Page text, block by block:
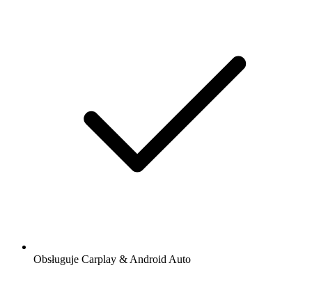
Obsługuje Carplay & Android Auto